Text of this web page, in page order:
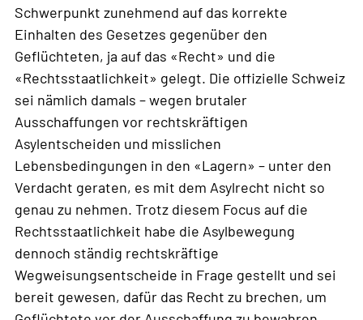
Schwerpunkt zunehmend auf das korrekte
Einhalten des Gesetzes gegenüber den
Geflüchteten, ja auf das «Recht» und die
«Rechtsstaatlichkeit» gelegt. Die offizielle Schweiz
sei nämlich damals – wegen brutaler
Ausschaffungen vor rechtskräftigen
Asylentscheiden und misslichen
Lebensbedingungen in den «Lagern» – unter den
Verdacht geraten, es mit dem Asylrecht nicht so
genau zu nehmen. Trotz diesem Focus auf die
Rechtsstaatlichkeit habe die Asylbewegung
dennoch ständig rechtskräftige
Wegweisungsentscheide in Frage gestellt und sei
bereit gewesen, dafür das Recht zu brechen, um